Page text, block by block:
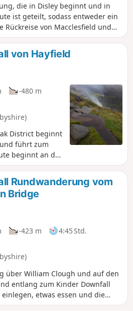
die in Disley beginnt und in
ist geteilt, sodass entweder ein
Rückreise von Macclesfield und
Transport erfolgt mit der Bahn,
(mögliche Nutzung der
Congleton) und endend am
von Hayfield
-480 m
District beginnt
führt zum
beginnt an der
William
Abstieg
Edale Cross
Rundwanderung vom
Bridge
-423 m
4:45 Std.
über William Clough und auf den
entlang zum Kinder Downfall
etwas essen und die
Dann weiter über Edale Rocks